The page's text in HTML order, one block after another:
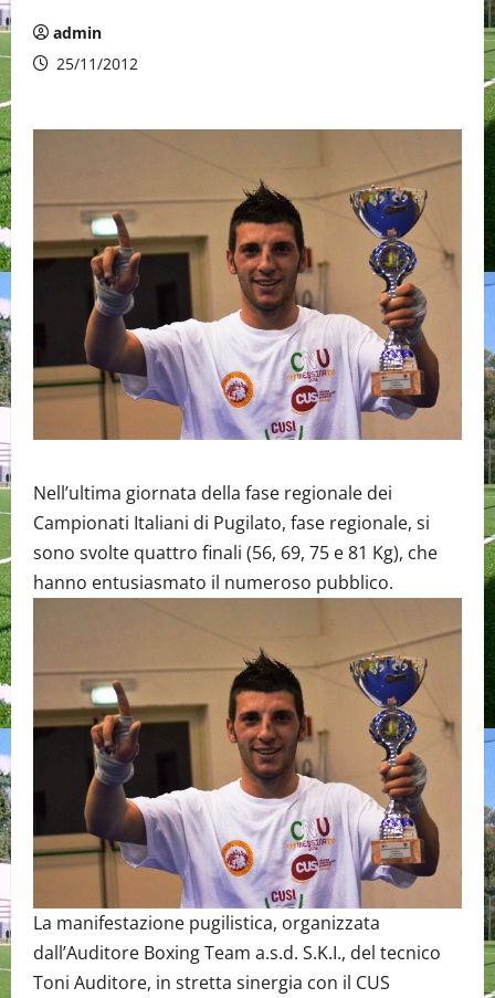
admin
25/11/2012
Nell’ultima giornata della fase regionale dei
Campionati Italiani di Pugilato, fase regionale, si
sono svolte quattro finali (56, 69, 75 e 81 Kg), che
hanno entusiasmato il numeroso pubblico.
La manifestazione pugilistica, organizzata
dall’Auditore Boxing Team a.s.d. S.K.I., del tecnico
Toni Auditore, in stretta sinergia con il CUS